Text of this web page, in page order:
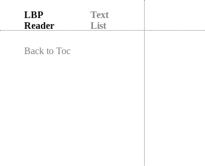
LBP
Reader
Text
List
Back to Toc